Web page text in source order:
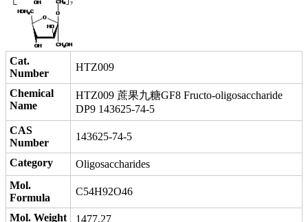
Cat.
Number
HTZ009
Chemical
Name
HTZ009 蔗果九糖GF8 Fructo-oligosaccharide
DP9 143625-74-5
CAS
Number
143625-74-5
Category
Oligosaccharides
Mol.
Formula
C54H92O46
Mol. Weight
1477.27